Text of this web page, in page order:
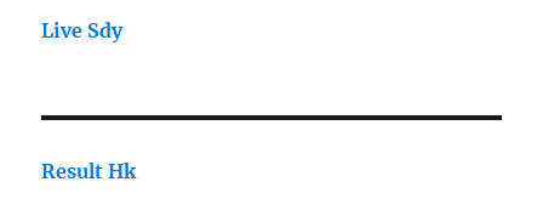
Live Sdy
Result Hk